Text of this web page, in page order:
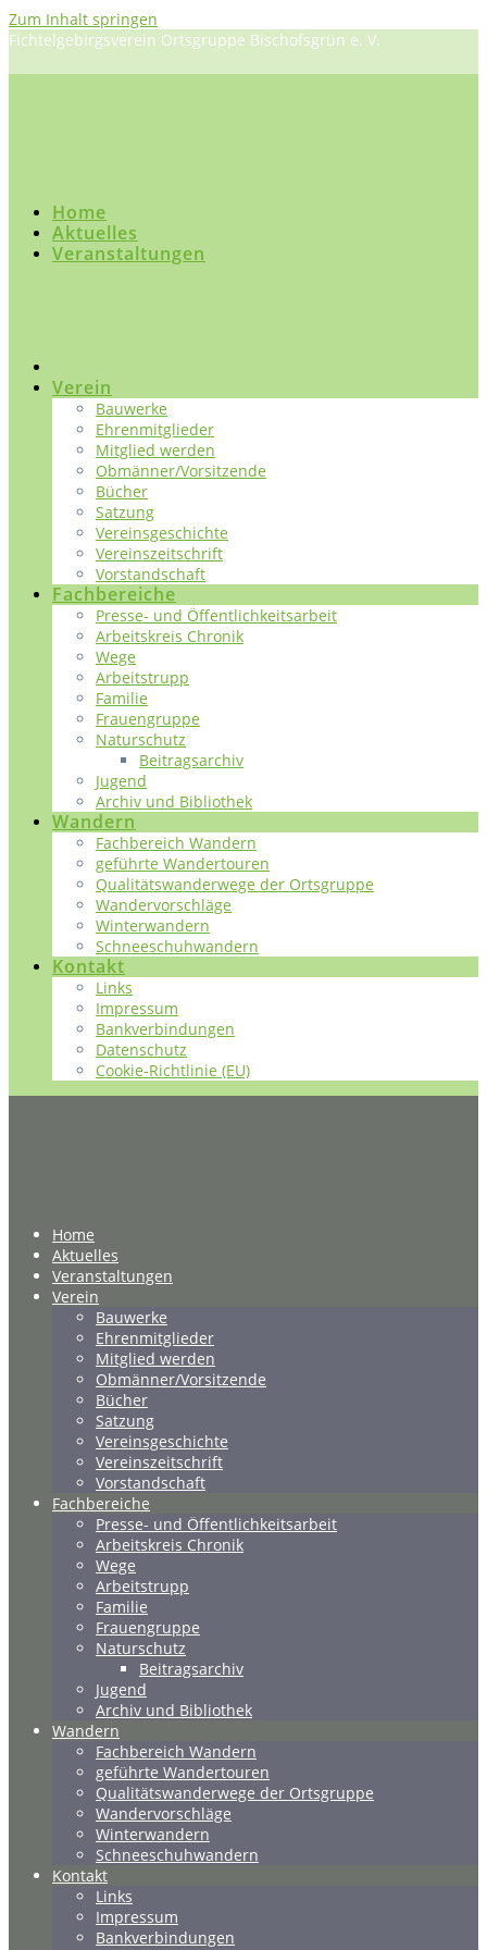
Zum Inhalt springen
Fichtelgebirgsverein Ortsgruppe Bischofsgrün e. V.
Home
Aktuelles
Veranstaltungen
Verein
Bauwerke
Ehrenmitglieder
Mitglied werden
Obmänner/Vorsitzende
Bücher
Satzung
Vereinsgeschichte
Vereinszeitschrift
Vorstandschaft
Fachbereiche
Presse- und Öffentlichkeitsarbeit
Arbeitskreis Chronik
Wege
Arbeitstrupp
Familie
Frauengruppe
Naturschutz
Beitragsarchiv
Jugend
Archiv und Bibliothek
Wandern
Fachbereich Wandern
geführte Wandertouren
Qualitätswanderwege der Ortsgruppe
Wandervorschläge
Winterwandern
Schneeschuhwandern
Kontakt
Links
Impressum
Bankverbindungen
Datenschutz
Cookie-Richtlinie (EU)
Home
Aktuelles
Veranstaltungen
Verein
Bauwerke
Ehrenmitglieder
Mitglied werden
Obmänner/Vorsitzende
Bücher
Satzung
Vereinsgeschichte
Vereinszeitschrift
Vorstandschaft
Fachbereiche
Presse- und Öffentlichkeitsarbeit
Arbeitskreis Chronik
Wege
Arbeitstrupp
Familie
Frauengruppe
Naturschutz
Beitragsarchiv
Jugend
Archiv und Bibliothek
Wandern
Fachbereich Wandern
geführte Wandertouren
Qualitätswanderwege der Ortsgruppe
Wandervorschläge
Winterwandern
Schneeschuhwandern
Kontakt
Links
Impressum
Bankverbindungen